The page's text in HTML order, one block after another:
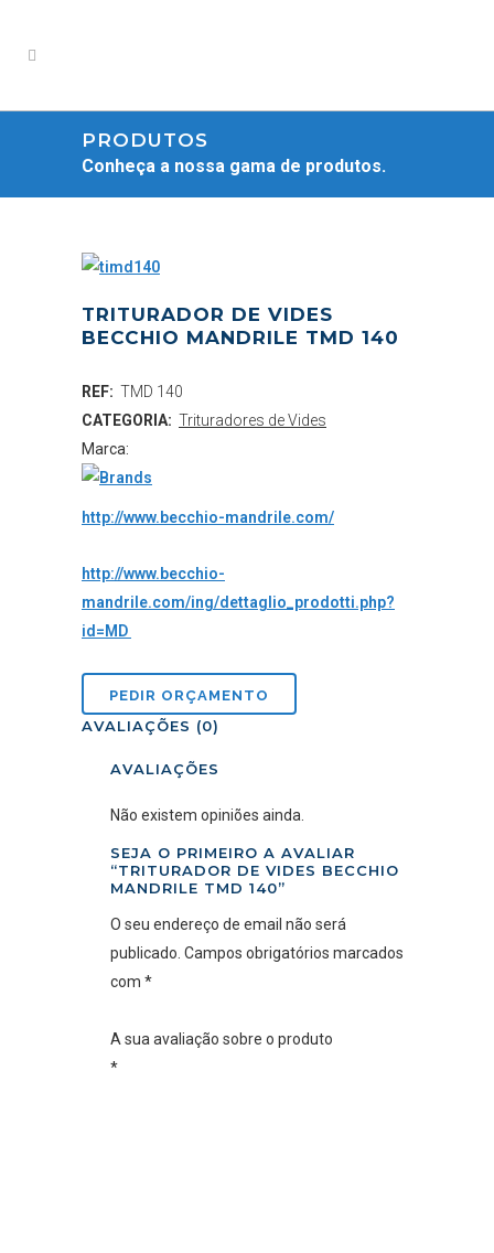
PRODUTOS
Conheça a nossa gama de produtos.
TRITURADOR DE VIDES
BECCHIO MANDRILE TMD 140
REF: TMD 140
CATEGORIA: Trituradores de Vides
Marca:
http://www.becchio-mandrile.com/
http://www.becchio-
mandrile.com/ing/dettaglio_prodotti.php?
id=MD
AVALIAÇÕES (0)
AVALIAÇÕES
Não existem opiniões ainda.
SEJA O PRIMEIRO A AVALIAR
“TRITURADOR DE VIDES BECCHIO
MANDRILE TMD 140”
O seu endereço de email não será
publicado. Campos obrigatórios marcados
com *
A sua avaliação sobre o produto
*